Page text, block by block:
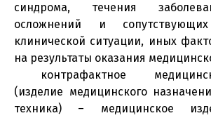
синдрома, течения
осложнений и
клинической ситуации, иных
на результаты оказания
контрафактное
(изделие медицинского
техника) – медицинское